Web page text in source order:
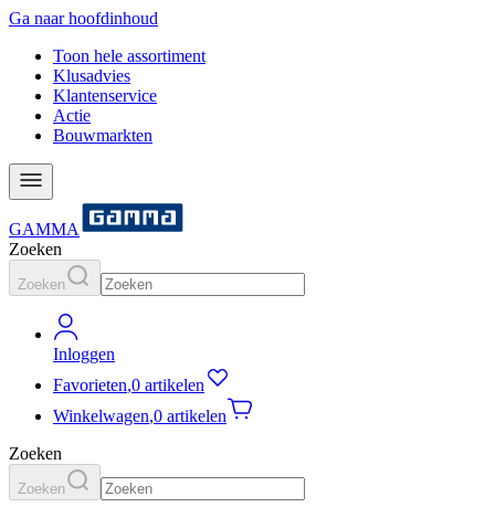
Ga naar hoofdinhoud
Toon hele assortiment
Klusadvies
Klantenservice
Actie
Bouwmarkten
GAMMA
Zoeken
Zoeken
Inloggen
Favorieten,0 artikelen
Winkelwagen,0 artikelen
Zoeken
Zoeken